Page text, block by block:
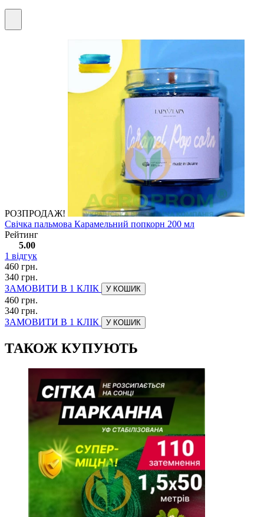
РОЗПРОДАЖ!
Свічка пальмова Карамельний попкорн 200 мл
Рейтинг
5.00
1 відгук
460 грн.
340 грн.
ЗАМОВИТИ В 1 КЛІК
У КОШИК
460 грн.
340 грн.
ЗАМОВИТИ В 1 КЛІК
У КОШИК
ТАКОЖ КУПУЮТЬ